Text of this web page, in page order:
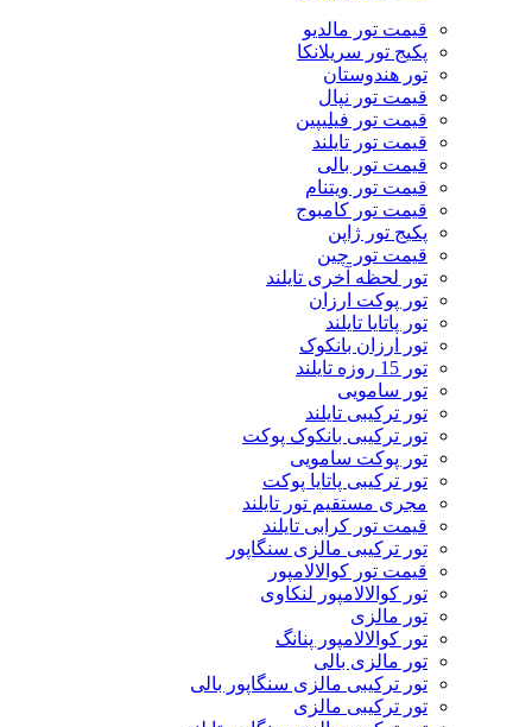
قیمت تور مالدیو
پکیج تور سریلانکا
تور هندوستان
قیمت تور نپال
قیمت تور فیلیپین
قیمت تور تایلند
قیمت تور بالی
قیمت تور ویتنام
قیمت تور کامبوج
پکیج تور ژاپن
قیمت تور چین
تور لحظه آخری تایلند
تور پوکت ارزان
تور پاتايا تايلند
تور ارزان بانکوک
تور 15 روزه تایلند
تور سامویی
تور ترکیبی تایلند
تور ترکیبی بانکوک پوکت
تور پوکت سامویی
تور ترکیبی پاتایا پوکت
مجری مستقیم تور تایلند
قیمت تور کرابی تایلند
تور ترکیبی مالزی سنگاپور
قیمت تور کوالالامپور
تور کوالالامپور لنکاوی
تور مالزی
تور کوالالامپور پنانگ
تور مالزی بالی
تور ترکیبی مالزی سنگاپور بالی
تور ترکیبی مالزی